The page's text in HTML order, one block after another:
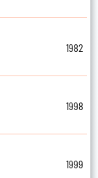
1982
1998
1999